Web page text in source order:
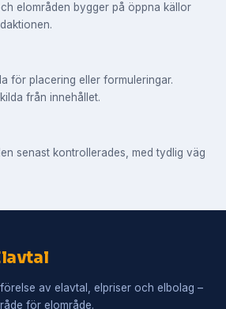
elområden bygger på öppna källor
för placering eller formuleringar.
från innehållet.
senast kontrollerades, med tydlig väg
av elavtal, elpriser och elbolag –
för elområde.